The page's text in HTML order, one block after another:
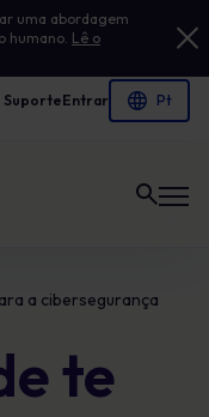
uma abordagem
humano. Lê o
SuporteEntrar
a cibersegurança
te